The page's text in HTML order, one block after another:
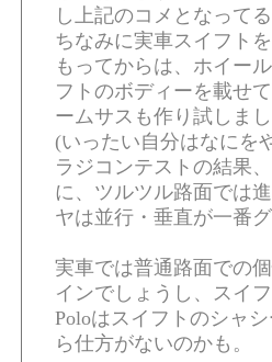
し上記のコメとなって
ちなみに実車スイフト
もってからは、ホイー
フトのボディーを載せ
ームサスも作り試しま
(いったい自分はなにを
ラジコンテストの結果
に、ツルツル路面では
ヤは並行・垂直が一番
実車では普通路面での
インでしょうし、スイ
Poloはスイフトのシャ
ら仕方がないのかも。